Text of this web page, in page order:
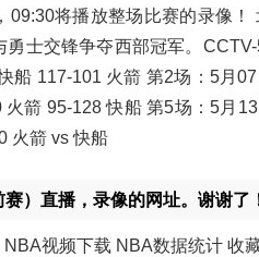
09:30将播放整场比赛的录像
士交锋争夺西部冠军。
船 117-101 火箭 第2场：5月
箭 95-128 快船 第5场：5月
火箭 vs 快船
）直播，录像的网址。谢谢了
视频下载 NBA数据统计 收